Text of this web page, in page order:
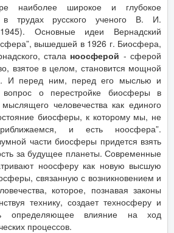
наиболее широкое и глубокое
трудах русского ученого В. И.
1945). Основные идеи Вернадский
вышедшей в 1926 г. Биосфера,
стала ноосферой - сферой
взятое в целом, становится мощной
И перед ним, перед его мыслью и
вопрос о перестройке биосферы в
человечества как единого
биосферы, к которому мы, не
и есть ноосфера”.
части биосферы придется взять
за будущее планеты. Современные
ноосферу как новую высшую
связанную с возникновением и
которое, познавая законы
технику, создает техносферу и
определяющее влияние на ход
процессов.